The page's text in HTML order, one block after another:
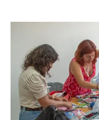
LAS
2025
CON
DOS